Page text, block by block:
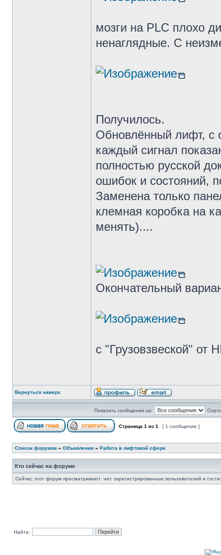
мозги на PLC плохо
ненаглядные. С
Получилось.
Обновлённый лифт, с
каждый сигнал
полностью русской
ошибок и состояний,
Заменена только
клемная коробка на
менять)....
Окончательный
с "Грузовзвеской" от
Вернуться наверх
Показать сообщения за:
Страница 1 из 1 [ 1 сообщение ]
Список форумов » Объявления » Работа в лифтовой сфере
Кто сейчас на форуме
Сейчас этот форум просматривают: нет зарегистрированных пользователей и
Найти: